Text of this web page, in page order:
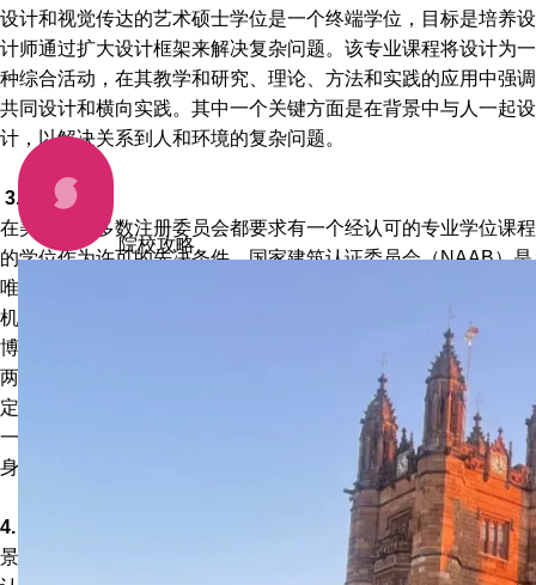
设计和视觉传达的艺术硕士学位是一个终端学位，目标是培养设
计师通过扩大设计框架来解决复杂问题。该专业课程将设计为一
种综合活动，在其教学和研究、理论、方法和实践的应用中强调
共同设计和横向实践。 其中一个关键方面是在背景中与人一起设
计，以解决关系到人和环境的复杂问题。
3. 建筑学
在美国，大多数注册委员会都要求有一个经认可的专业学位课程
的学位作为许可的先决条件。国家建筑认证委员会（NAAB）是
唯一有权认证由美国地区认证机构提供的建筑学专业学位课程的
机构，承认三种类型的学位：建筑学学士、建筑学硕士和建筑学
博士。一个项目可以被授予八年的期限，有条件的八年期限，或
两年的继续认证期限，或三年的初始认证期限，这取决于它与既
定教育标准的符合程度。建筑学博士和建筑学硕士课程可能需要
一个未经认证的建筑学本科学位才能入学。然而，非认证学位本
身并不被认可为认证学位。
4. 景观建筑
景观建筑学第一专业工作重点是景观建筑认证委员会（LAAB）
院校攻略